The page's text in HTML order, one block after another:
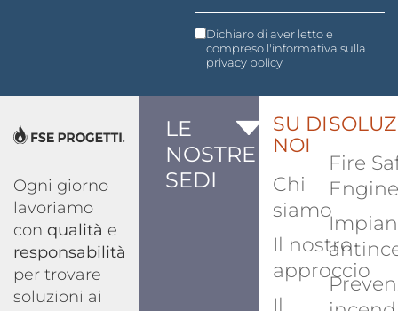
Dichiaro di aver letto e
compreso l'informativa sulla
privacy policy
Ogni giorno
lavoriamo
con qualità e
responsabilità
per trovare
soluzioni ai
LE
NOSTRE
SEDI
SU DI
NOI
Chi
siamo
Il nostro
approccio
Il
Fire